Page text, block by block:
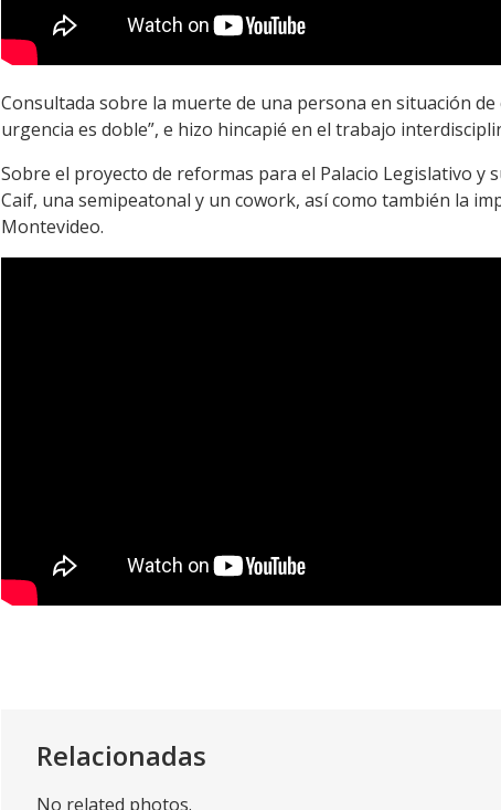
Consultada sobre la muerte de una persona en situación
urgencia es doble”, e hizo hincapié en el trabajo
Sobre el proyecto de reformas para el Palacio Legislativo y
Caif, una semipeatonal y un cowork, así como también la
Montevideo.
Relacionadas
No related photos.